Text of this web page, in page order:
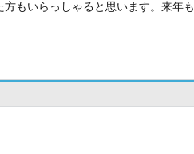
もいらっしゃると思います。来年